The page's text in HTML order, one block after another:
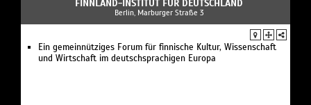
FINNLAND-INSTITUT FÜR DEUTSCHLAND
Berlin, Marburger Straße 3
Ein gemeinnütziges Forum für finnische Kultur, Wissenschaft
und Wirtschaft im deutschsprachigen Europa